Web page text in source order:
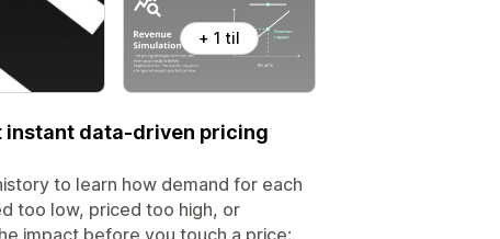
+ 1 til
instant data-driven pricing
to learn how demand for each
too low, priced too high, or
impact before you touch a price: